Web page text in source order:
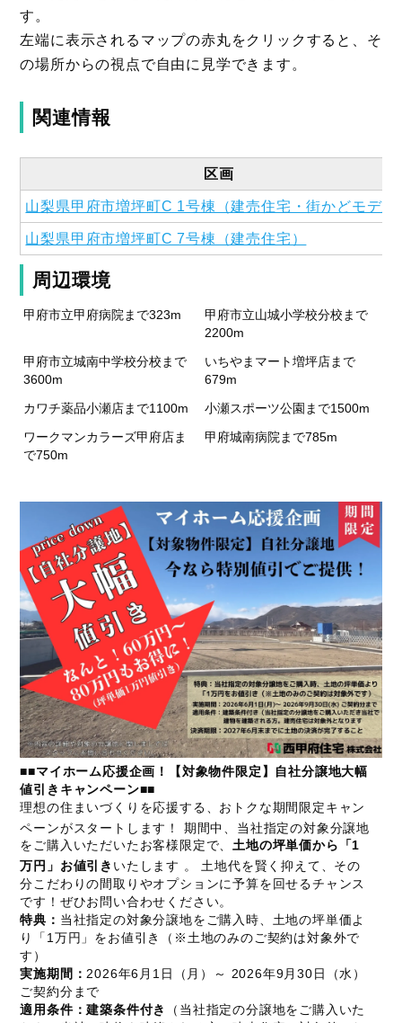
す。
左端に表示されるマップの赤丸をクリックすると、そ
の場所からの視点で自由に見学できます。
関連情報
区画
山梨県甲府市増坪町C 1号棟（建売住宅・街かどモデル
山梨県甲府市増坪町C 7号棟（建売住宅）
周辺環境
甲府市立甲府病院まで323m
甲府市立山城小学校分校まで
2200m
甲府市立城南中学校分校まで
3600m
いちやまマート増坪店まで
679m
カワチ薬品小瀬店まで1100m
小瀬スポーツ公園まで1500m
ワークマンカラーズ甲府店ま
で750m
甲府城南病院まで785m
■■マイホーム応援企画！【対象物件限定】自社分譲地大幅
値引きキャンペーン■■
理想の住まいづくりを応援する、おトクな期間限定キャン
ペーンがスタートします！
期間中、当社指定の対象分譲地
をご購入いただいたお客様限定で、土地の坪単価から「1
万円」お値引き いたします 。
土地代を賢く抑えて、その
分こだわりの間取りやオプションに予算を回せるチャンス
です！ぜひお問い合わせください。
特典： 当社指定の対象分譲地をご購入時、土地の坪単価よ
り「1万円」をお値引き（※土地のみのご契約は対象外で
す）
実施期間： 2026年6月1日（月）～ 2026年9月30日（水）
ご契約分まで
適用条件：建築条件付き
（当社指定の分譲地をご購入いた